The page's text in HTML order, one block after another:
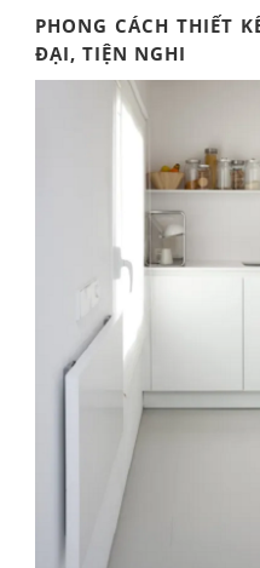
PHONG CÁCH THIẾT
ĐẠI, TIỆN NGHI